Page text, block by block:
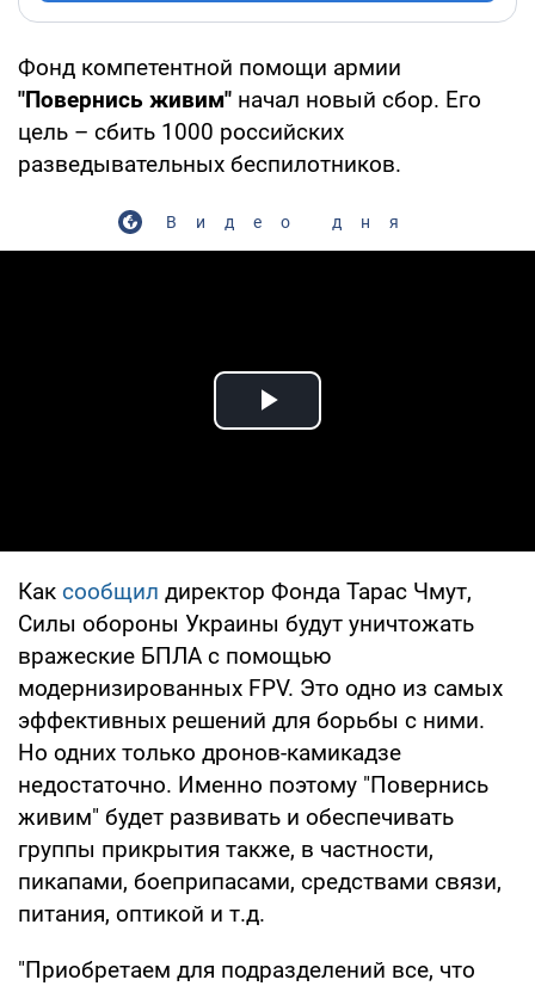
Фонд компетентной помощи армии
"Повернись живим" начал новый сбор. Его
цель – сбить 1000 российских
разведывательных беспилотников.
Видео дня
Play Video
Как сообщил директор Фонда Тарас Чмут,
Силы обороны Украины будут уничтожать
вражеские БПЛА с помощью
модернизированных FPV. Это одно из самых
эффективных решений для борьбы с ними.
Но одних только дронов-камикадзе
недостаточно. Именно поэтому "Повернись
живим" будет развивать и обеспечивать
группы прикрытия также, в частности,
пикапами, боеприпасами, средствами связи,
питания, оптикой и т.д.
"Приобретаем для подразделений все, что